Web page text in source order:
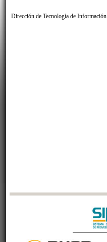
Dirección de Tecnología de Información